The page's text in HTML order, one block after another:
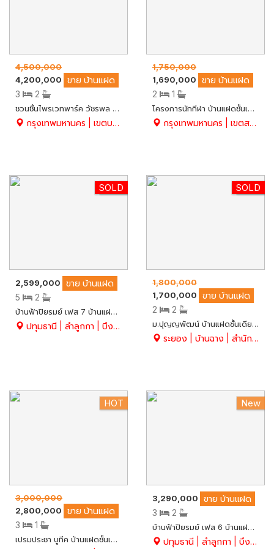
4,500,000
4,200,000
ขาย บ้านแฝด
3
2
ชวนชื่นไพรเวทพาร์ค วัชรพล 41.9 ตร.ว. สวย ครบ พร้อมอยู่ บ้านสภาพดีมาก
กรุงเทพมหานคร | เขตบางเขน | ท่าแร้ง
1,750,000
1,690,000
ขาย บ้านแฝด
2
1
โครงการนักกีฬา บ้านแฝดชั้นเดียว เนื้อที่ 45 ตร.ว. ต่อเติมห้องนอนเพิ่ม ทำเลดี เขตสะพานสูง จ.กทม.
กรุงเทพมหานคร | เขตสะพานสูง | สะพานสูง
New
SOLD
2,599,000 ขาย บ้านแฝด
5
2
บ้านฟ้าปิยรมย์ เฟส 7 บ้านแฝด 2 ชั้น เนื้อที่ 38 ตร.ว. ขายถูกมาก หน้าบ้านไม่ชนกับใคร บ้านเย็นสบาย+สวนร่มรื่น 5 ห้องนอน สวย พร้อมอยู่ อ.ลำลูกกา จ.ปทุมธานี
ปทุมธานี | ลำลูกกา | บึงคำพร้อย
New
SOLD
1,800,000
1,700,000
ขาย บ้านแฝด
2
2
ม.ปุญญพัฒน์ บ้านแฝดชั้นเดียว 49 ตร.ว. พร้อมอยู่ บรรยากาศดี ใจกลางเมืองบ้านฉาง จ.ระยอง
ระยอง | บ้านฉาง | สำนักท้อน
HOT
3,000,000
2,800,000
ขาย บ้านแฝด
3
1
เปรมประชา บูทีค บ้านแฝดชั้นเดียว 42.5 ตร.ว. แต่งสวย พร้อมอยู่ มี 3 นอน 1 น้ำ อ.บางปะอิน จ.อยุธยา
New
3,290,000 ขาย บ้านแฝด
3
2
บ้านฟ้าปิยรมย์ เฟส 6 บ้านแฝด 2 ชั้น หลังมุม สวย 51 ตร.ว. ต่อเติมครบ พร้อมอยู่ มีมุมนั่งเล่นพักผ่อน อ.ลำลูกกา จ.ปทุมธานี
ปทุมธานี | ลำลูกกา | บึงคำพร้อย